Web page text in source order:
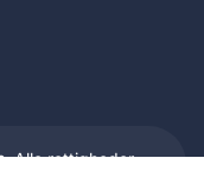
Alle rettigheder